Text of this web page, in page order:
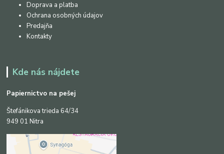
Doprava a platba
Ochrana osobných údajov
Predajňa
Kontakty
Kde nás nájdete
Papiernictvo na pešej
Štefánikova trieda 64/34
949 01 Nitra